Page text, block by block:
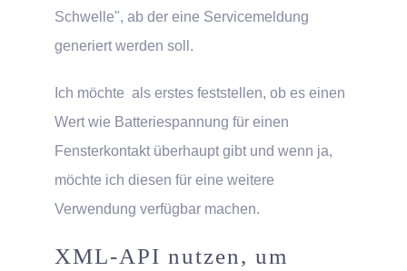
Schwelle", ab der eine Servicemeldung
generiert werden soll.
Ich möchte als erstes feststellen, ob es einen
Wert wie Batteriespannung für einen
Fensterkontakt überhaupt gibt und wenn ja,
möchte ich diesen für eine weitere
Verwendung verfügbar machen.
XML-API nutzen, um